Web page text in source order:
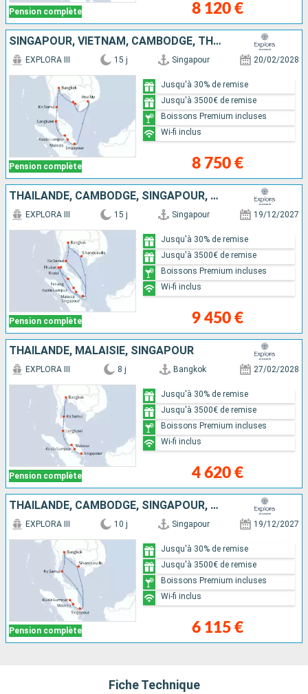
Pension complète 8 120 €
SINGAPOUR, VIETNAM, CAMBODGE, THAÏLANDE, MALAISIE
Pension complète
EXPLORA III 15 j Singapour 20/02/2028
8 750 €
Jusqu'à 30% de remise
Jusqu'à 3500€ de remise
Boissons Premium incluses
Wi-fi inclus
THAÏLANDE, CAMBODGE, SINGAPOUR, MALAISIE
Pension complète
EXPLORA III 15 j Singapour 19/12/2027
9 450 €
Jusqu'à 30% de remise
Jusqu'à 3500€ de remise
Boissons Premium incluses
Wi-fi inclus
THAÏLANDE, MALAISIE, SINGAPOUR
Pension complète
EXPLORA III 8 j Bangkok 27/02/2028
4 620 €
Jusqu'à 30% de remise
Jusqu'à 3500€ de remise
Boissons Premium incluses
Wi-fi inclus
THAÏLANDE, CAMBODGE, SINGAPOUR, MALAISIE
Pension complète
EXPLORA III 10 j Singapour 19/12/2027
6 115 €
Jusqu'à 30% de remise
Jusqu'à 3500€ de remise
Boissons Premium incluses
Wi-fi inclus
Fiche Technique